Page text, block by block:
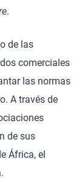
.
de las
comerciales
las normas
A través de
de sus
África, el